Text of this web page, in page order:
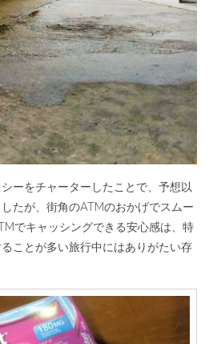
ーをチャーターしたことで、予想以
たが、街角のATMのおかげでスムー
でキャッシングできる安心感は、特
ことが多い旅行中にはありがたい存